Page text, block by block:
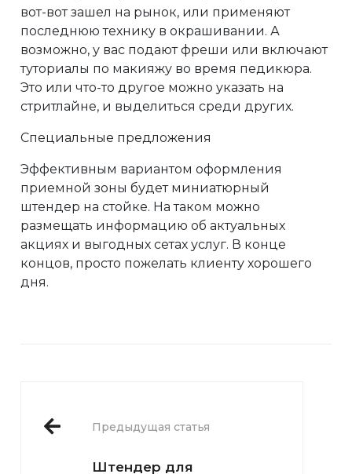
вот-вот зашел на рынок, или применяют
последнюю технику в окрашивании. А
возможно, у вас подают фреши или включают
туториалы по макияжу во время педикюра.
Это или что-то другое можно указать на
стритлайне, и выделиться среди других.
Специальные предложения
Эффективным вариантом оформления
приемной зоны будет миниатюрный
штендер на стойке. На таком можно
размещать информацию об актуальных
акциях и выгодных сетах услуг. В конце
концов, просто пожелать клиенту хорошего
дня.
Предыдущая статья
Штендер для